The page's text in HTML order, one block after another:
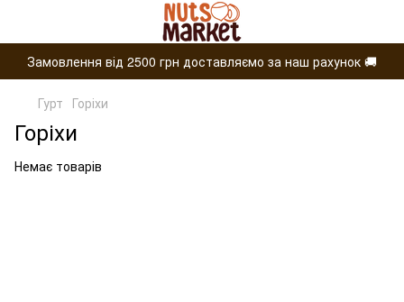
Замовлення від 2500 грн доставляємо за наш рахунок 🚚
Гурт Горіхи
Горіхи
Немає товарів